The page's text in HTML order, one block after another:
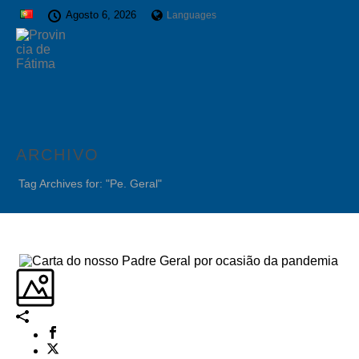
Agosto 6, 2026 Languages
ARCHIVO
Tag Archives for: "Pe. Geral"